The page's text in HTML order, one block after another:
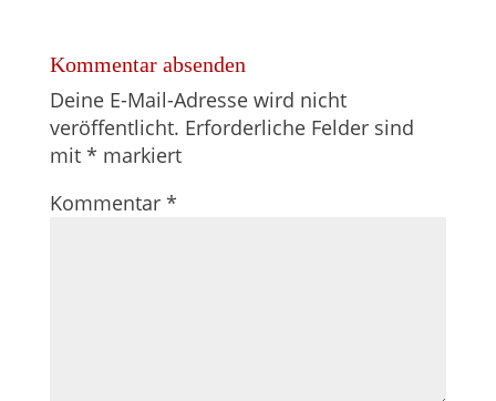
Kommentar absenden
Deine E-Mail-Adresse wird nicht
veröffentlicht. Erforderliche Felder sind
mit * markiert
Kommentar *